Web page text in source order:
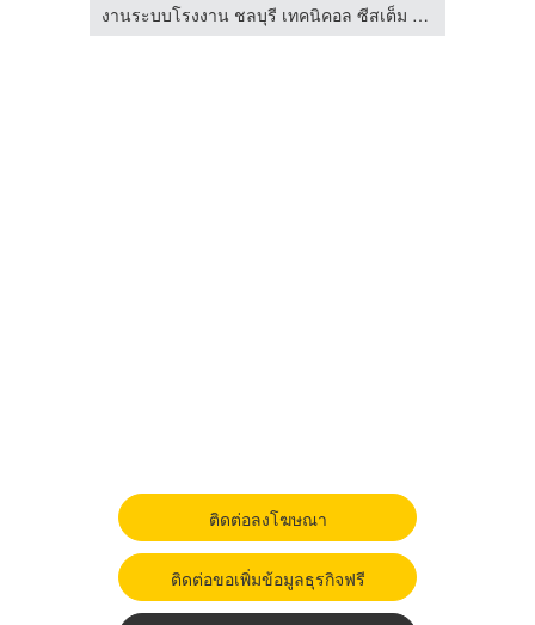
งานระบบโรงงาน ชลบุรี เทคนิคอล ซีสเต็ม เอ็นจิเนียริ่ง
ติดต่อลงโฆษณา
ติดต่อขอเพิ่มข้อมูลธุรกิจฟรี